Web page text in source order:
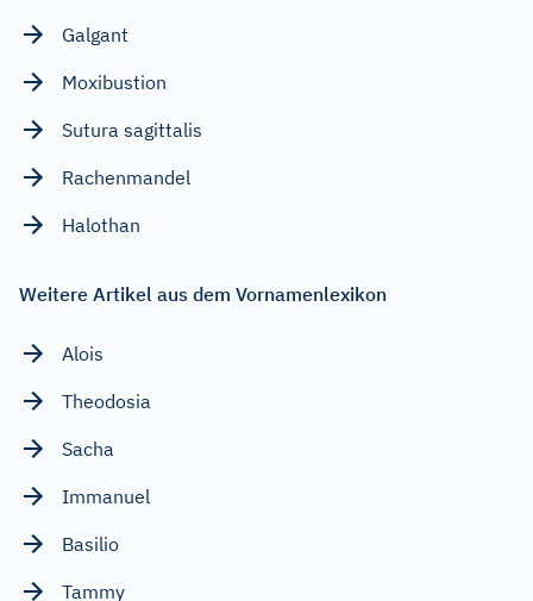
Galgant
Moxibustion
Sutura sagittalis
Rachenmandel
Halothan
Weitere Artikel aus dem Vornamenlexikon
Alois
Theodosia
Sacha
Immanuel
Basilio
Tammy